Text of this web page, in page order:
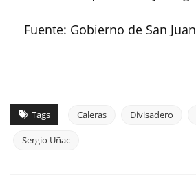
Fuente: Gobierno de San Juan
Tags Caleras Divisadero
Sergio Uñac